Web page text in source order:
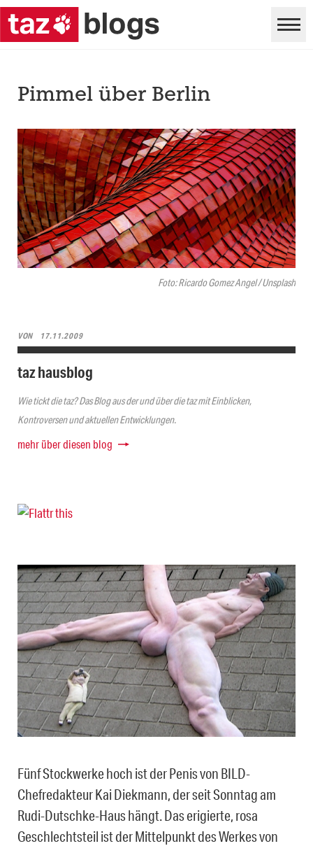
Foto: Ricardo Gomez Angel / Unsplash
Pimmel über Berlin
VON 17.11.2009
taz hausblog
Wie tickt die taz? Das Blog aus der und über die taz mit Einblicken,
Kontroversen und aktuellen Entwicklungen.
mehr über diesen blog
Fünf Stockwerke hoch ist der Penis von BILD-
Chefredakteur Kai Diekmann, der seit Sonntag am
Rudi-Dutschke-Haus hängt. Das erigierte, rosa
Geschlechtsteil ist der Mittelpunkt des Werkes von